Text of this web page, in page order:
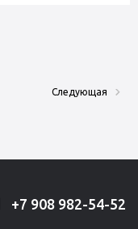
Следующая
+7 908 982-54-52